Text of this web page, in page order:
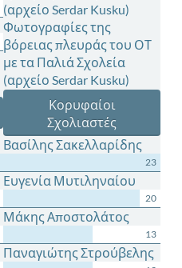
(αρχείο Serdar Kusku)
Φωτογραφίες της
βόρειας πλευράς του ΟΤ
με τα Παλιά Σχολεία
(αρχείο Serdar Kusku)
Κορυφαίοι
Σχολιαστές
Βασίλης Σακελλαρίδης
23
Ευγενία Μυτιληναίου
20
Μάκης Αποστολάτος
13
Παναγιώτης Στρούβελης